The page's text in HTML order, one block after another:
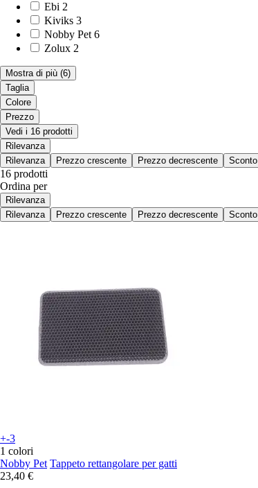
Ebi 2
Kiviks 3
Nobby Pet 6
Zolux 2
Mostra di più (6)
Taglia
Colore
Prezzo
Vedi i 16 prodotti
Rilevanza
Rilevanza
Prezzo crescente Prezzo decrescente Sconto
16 prodotti
Ordina per
Rilevanza
Rilevanza
Prezzo crescente Prezzo decrescente Sconto
+-3
1 colori
Nobby Pet Tappeto rettangolare per gatti
23,40 €